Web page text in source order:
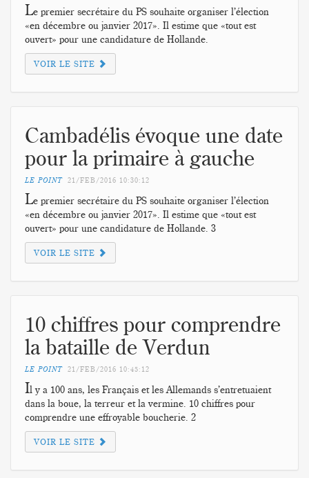
Le premier secrétaire du PS souhaite organiser l’élection
«en décembre ou janvier 2017». Il estime que «tout est
ouvert» pour une candidature de Hollande.
VOIR LE SITE
Cambadélis évoque une date
pour la primaire à gauche
LE POINT 21/FEB/2016 10:30:12
Le premier secrétaire du PS souhaite organiser l’élection
«en décembre ou janvier 2017». Il estime que «tout est
ouvert» pour une candidature de Hollande. 3
VOIR LE SITE
10 chiffres pour comprendre
la bataille de Verdun
LE POINT 21/FEB/2016 10:45:12
Il y a 100 ans, les Français et les Allemands s’entretuaient
dans la boue, la terreur et la vermine. 10 chiffres pour
comprendre une effroyable boucherie. 2
VOIR LE SITE